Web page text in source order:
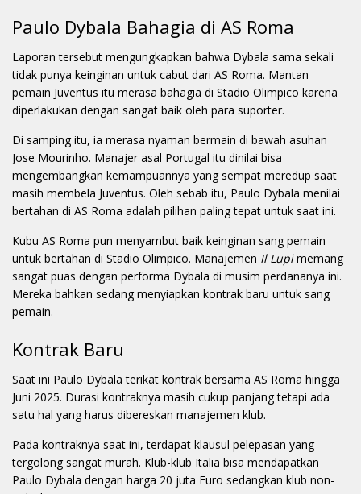
Paulo Dybala Bahagia di AS Roma
Laporan tersebut mengungkapkan bahwa Dybala sama sekali
tidak punya keinginan untuk cabut dari AS Roma. Mantan
pemain Juventus itu merasa bahagia di Stadio Olimpico karena
diperlakukan dengan sangat baik oleh para suporter.
Di samping itu, ia merasa nyaman bermain di bawah asuhan
Jose Mourinho. Manajer asal Portugal itu dinilai bisa
mengembangkan kemampuannya yang sempat meredup saat
masih membela Juventus. Oleh sebab itu, Paulo Dybala menilai
bertahan di AS Roma adalah pilihan paling tepat untuk saat ini.
Kubu AS Roma pun menyambut baik keinginan sang pemain
untuk bertahan di Stadio Olimpico. Manajemen Il Lupimemang
sangat puas dengan performa Dybala di musim perdananya ini.
Mereka bahkan sedang menyiapkan kontrak baru untuk sang
pemain.
Kontrak Baru
Saat ini Paulo Dybala terikat kontrak bersama AS Roma hingga
Juni 2025. Durasi kontraknya masih cukup panjang tetapi ada
satu hal yang harus dibereskan manajemen klub.
Pada kontraknya saat ini, terdapat klausul pelepasan yang
tergolong sangat murah. Klub-klub Italia bisa mendapatkan
Paulo Dybala dengan harga 20 juta Euro sedangkan klub non-